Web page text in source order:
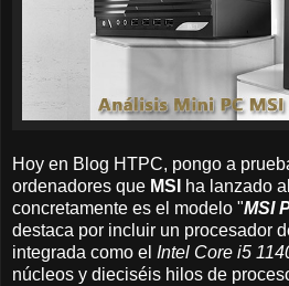
Hoy en Blog HTPC, pongo a
ordenadores que MSI
ha lanzado
concretamente es el modelo "MSI
destaca por incluir un procesador
integrada como el Intel Core i5
núcleos y dieciséis hilos de